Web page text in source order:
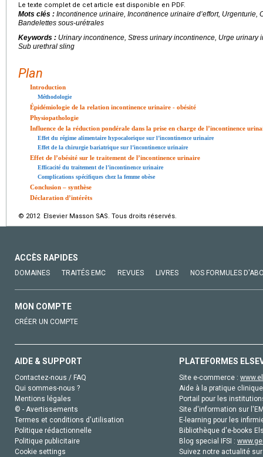
Le texte complet de cet article est disponible en PDF.
Mots clés : Incontinence urinaire, Incontinence urinaire d’effort, Urgenturie,
Bandelettes sous-urétrales
Keywords : Urinary incontinence, Stress urinary incontinence, Urge urinary
Sub urethral sling
Plan
Introduction
Méthodologie
Épidémiologie de la relation incontinence urinaire - obésité
Physiopathologie
Influence de la réduction pondérale dans la prise en charge de l’incontinence
Effet du régime alimentaire hypocalorique sur l’incontinence urinaire
Effet de la chirurgie bariatrique sur l’incontinence urinaire
Effet de l’obésité sur le traitement de l’incontinence urinaire
Efficacité du traitement de l’incontinence urinaire
Complications spécifiques chez la femme obèse
Conclusion – synthèse
Déclaration d’intérêts
© 2012 Elsevier Masson SAS. Tous droits réservés.
ACCÈS RAPIDES
DOMAINES TRAITÉS EMC REVUES LIVRES NOS FORMULES
MON COMPTE
CRÉER UN COMPTE
AIDE & SUPPORT
Contactez-nous / FAQ
Qui sommes-nous ?
Mentions légales
© - Avertissements
Termes et conditions d'utilisation
Politique rédactionnelle
Politique publicitaire
Cookie settings
PLATEFORMES
Site e-commerce :
Aide à la pratique
Portail pour les
Site d'information sur
E-learning pour les
Bibliothèque d'e-books
Blog special IFSI :
Suivez notre actualité